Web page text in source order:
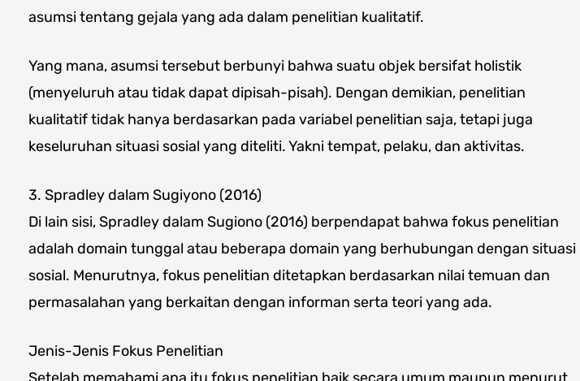
asumsi tentang gejala yang ada dalam penelitian kualitatif.
Yang mana, asumsi tersebut berbunyi bahwa suatu objek bersifat holistik
(menyeluruh atau tidak dapat dipisah-pisah). Dengan demikian, penelitian
kualitatif tidak hanya berdasarkan pada variabel penelitian saja, tetapi juga
keseluruhan situasi sosial yang diteliti. Yakni tempat, pelaku, dan aktivitas.
3. Spradley dalam Sugiyono (2016)
Di lain sisi, Spradley dalam Sugiono (2016) berpendapat bahwa fokus penelitian
adalah domain tunggal atau beberapa domain yang berhubungan dengan situasi
sosial. Menurutnya, fokus penelitian ditetapkan berdasarkan nilai temuan dan
permasalahan yang berkaitan dengan informan serta teori yang ada.
Jenis-Jenis Fokus Penelitian